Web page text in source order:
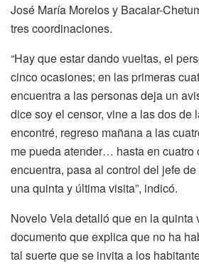
José María Morelos y Bacalar-
tres coordinaciones.
“Hay que estar dando vueltas, el
cinco ocasiones; en las primeras
encuentra a las personas deja un
dice soy el censor, vine a las dos de
encontré, regreso mañana a las
me pueda atender… hasta en cuatro
encuentra, pasa al control del jefe
una quinta y última visita”, indicó.
Novelo Vela detalló que en la quinta
documento que explica que no ha
tal suerte que se invita a los